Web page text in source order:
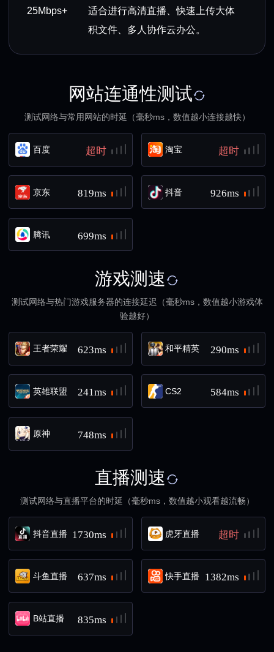
25Mbps+
适合进行高清直播、快速上传大体
积文件、多人协作云办公。
网站连通性测试
测试网络与常用网站的时延（毫秒ms，数值越小连接越快）
百度 超时 淘宝 超时
京东 819ms 抖音 926ms
腾讯 699ms
游戏测速
测试网络与热门游戏服务器的连接延迟（毫秒ms，数值越小游戏体
验越好）
王者荣耀 623ms 和平精英 290ms
英雄联盟 241ms CS2 584ms
原神 748ms
直播测速
测试网络与直播平台的时延（毫秒ms，数值越小观看越流畅）
抖音直播 1730ms 虎牙直播 超时
斗鱼直播 637ms 快手直播 1382ms
B站直播 835ms